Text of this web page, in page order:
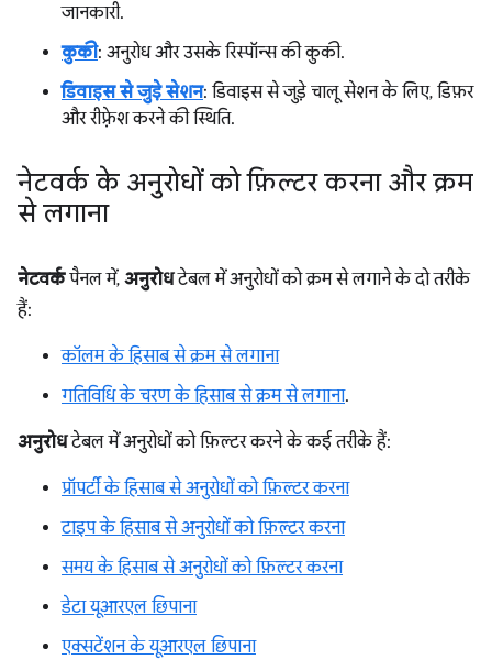
जानकारी.
कुकी: अनुरोध और उसके रिस्पॉन्स की कुकी.
डिवाइस से जुड़े सेशन: डिवाइस से जुड़े चालू सेशन के लिए, डिफ़र
और रीफ़्रेश करने की स्थिति.
नेटवर्क के अनुरोधों को फ़िल्टर करना और क्रम
से लगाना
नेटवर्कपैनल में, अनुरोधटेबल में अनुरोधों को क्रम से लगाने के दो तरीके
हैं:
कॉलम के हिसाब से क्रम से लगाना
गतिविधि के चरण के हिसाब से क्रम से लगाना.
अनुरोधटेबल में अनुरोधों को फ़िल्टर करने के कई तरीके हैं:
प्रॉपर्टी के हिसाब से अनुरोधों को फ़िल्टर करना
टाइप के हिसाब से अनुरोधों को फ़िल्टर करना
समय के हिसाब से अनुरोधों को फ़िल्टर करना
डेटा यूआरएल छिपाना
एक्सटेंशन के यूआरएल छिपाना